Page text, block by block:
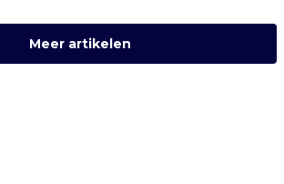
Meer artikelen